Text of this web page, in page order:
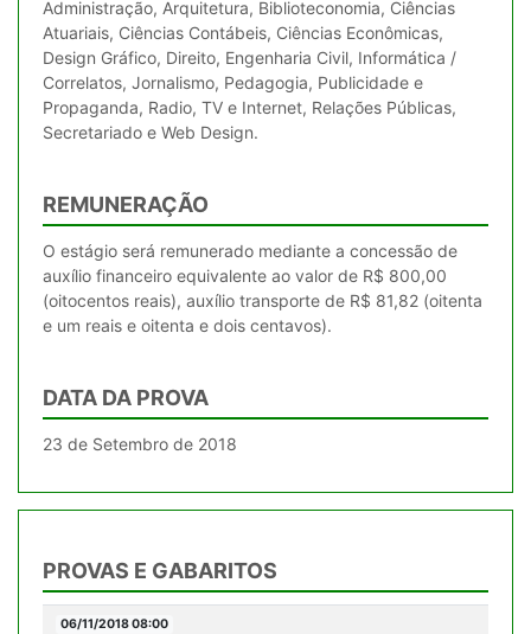
Administração, Arquitetura, Biblioteconomia, Ciências
Atuariais, Ciências Contábeis, Ciências Econômicas,
Design Gráfico, Direito, Engenharia Civil, Informática /
Correlatos, Jornalismo, Pedagogia, Publicidade e
Propaganda, Radio, TV e Internet, Relações Públicas,
REMUNERAÇÃO
O estágio será remunerado mediante a concessão de
auxílio financeiro equivalente ao valor de R$ 800,00
(oitocentos reais), auxílio transporte de R$ 81,82 (oitenta
e um reais e oitenta e dois centavos).
DATA DA PROVA
23 de Setembro de 2018
PROVAS E GABARITOS
06/11/2018 08:00